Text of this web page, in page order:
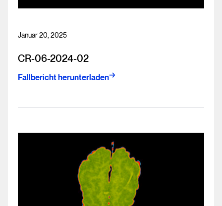
Januar 20, 2025
CR-06-2024-02
Fallbericht herunterladen